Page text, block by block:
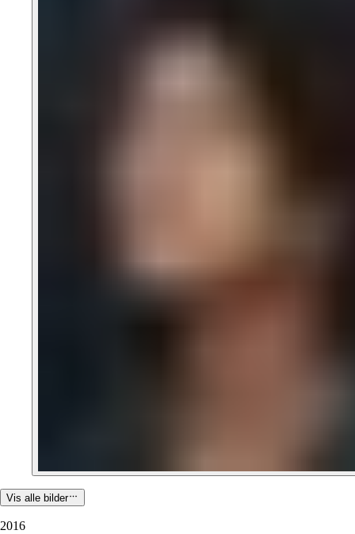
Vis alle bilder
2016